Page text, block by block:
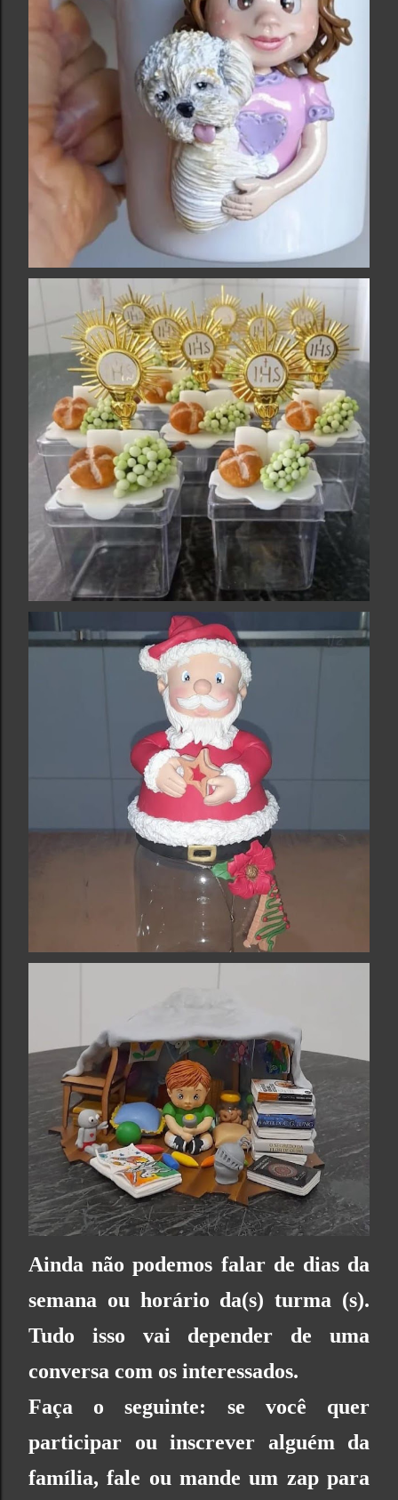
Ainda não podemos falar de dias da
semana ou horário da(s) turma (s).
Tudo isso vai depender de uma
conversa com os interessados.
Faça o seguinte: se você quer
participar ou inscrever alguém da
família, fale ou mande um zap para